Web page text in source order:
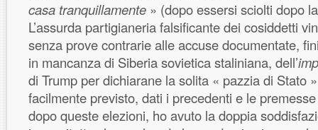
casa tranquillamente » (dopo essersi sciolti dopo
L’assurda partigianeria falsificante dei cosiddetti
senza prove contrarie alle accuse documentate,
in mancanza di Siberia sovietica staliniana, dell’
di Trump per dichiarane la solita « pazzia di Stato
facilmente previsto, dati i precedenti e le
dopo queste elezioni, ho avuto la doppia